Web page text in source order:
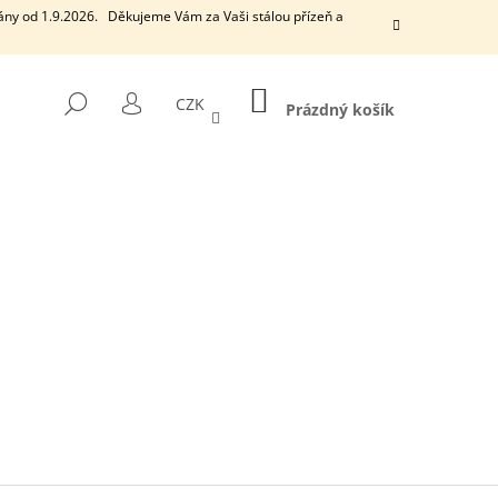
od 1.9.2026. Děkujeme Vám za Vaši stálou přízeň a
HLEDAT
PŘIHLÁŠENÍ
CZK NÁKUPNÍ
KOŠÍK
Prázdný košík
VONNÁ